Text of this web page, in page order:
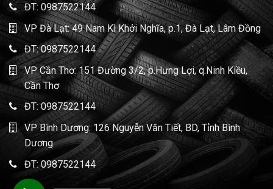
ĐT: 0987522144
VP Đà Lạt: 49 Nam Kì Khởi Nghĩa, p.1, Đà Lạt, Lâm Đồng
ĐT:0987522144
VP Cần Thơ: 151 Đường 3/2, p.Hưng Lợi, q.Ninh Kiều,
Cần Thơ
ĐT: 0987522144
VP Bình Dương: 126 Nguyễn Văn Tiết, BD, Tỉnh Bình
Dương
ĐT: 0987522144